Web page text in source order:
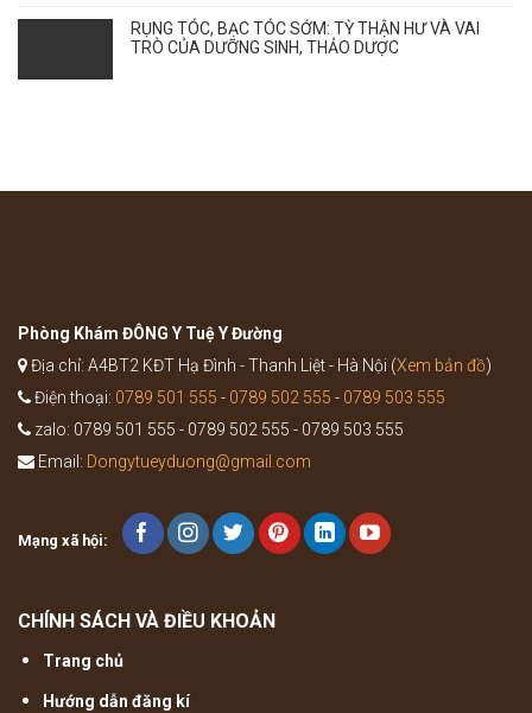
tới
sự
nào?
tích
tác
RỤNG TÓC, BẠC TÓC SỚM: TỲ THẬN HƯ VÀ VAI
TRÒ CỦA DƯỠNG SINH, THẢO DƯỢC
Phòng Khám ĐÔNG Y Tuệ Y Đường
Địa chỉ: A4BT2 KĐT Hạ Đình - Thanh Liệt - Hà Nội (Xem bản đồ)
Điện thoại: 0789 501 555 - 0789 502 555 - 0789 503 555
zalo: 0789 501 555 - 0789 502 555 - 0789 503 555
Email: Dongytueyduong@gmail.com
Mạng xã hội:
CHÍNH SÁCH VÀ ĐIỀU KHOẢN
Trang chủ
Hướng dẫn đăng kí